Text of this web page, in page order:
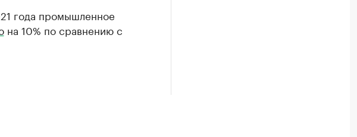
года промышленное
на 10% по сравнению с